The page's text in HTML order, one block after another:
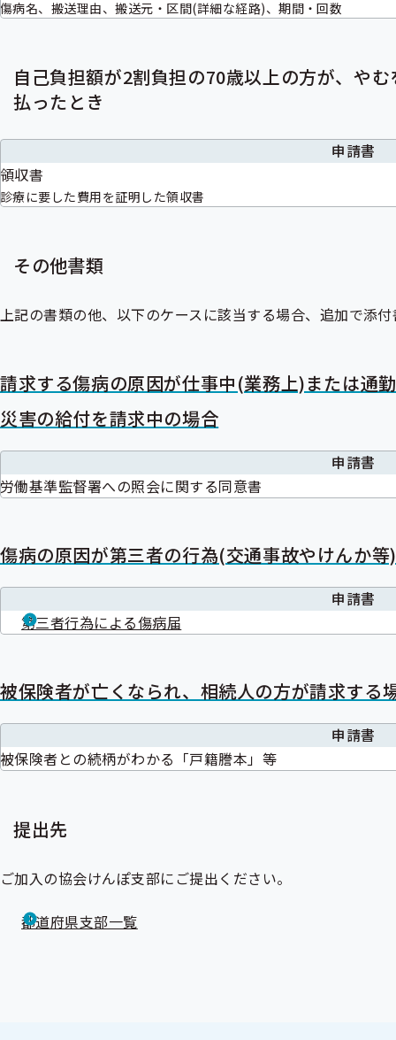
傷病名、搬送理由、搬送元・区間(詳細な経路)、期間・回数
自己負担額が2割負担の70歳以上の方が、や
払ったとき
申請書
領収書
診療に要した費用を証明した領収書
その他書類
上記の書類の他、以下のケースに該当する場合、追加で添
請求する傷病の原因が仕事中(業務上)または通
災害の給付を請求中の場合
申請書
労働基準監督署への照会に関する同意書
傷病の原因が第三者の行為(交通事故やけんか
申請書
第三者行為による傷病届
被保険者が亡くなられ、相続人の方が請求する
申請書
被保険者との続柄がわかる「戸籍謄本」等
提出先
ご加入の協会けんぽ支部にご提出ください。
都道府県支部一覧